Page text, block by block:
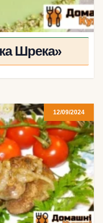
Шрека»
12/09/2024